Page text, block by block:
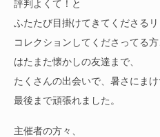
評判よくて！と
ふたたび目掛けてきてくださるリ
コレクションしてくださってる方
はたまた懐かしの友達まで、
たくさんの出会いで、暑さにま
最後まで頑張れました。
主催者の方々、